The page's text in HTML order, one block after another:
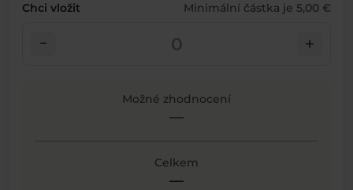
Chci vložit Minimální částka je 5,00 €
check_indeterminate_small add
Možné zhodnocení
—
Celkem
—